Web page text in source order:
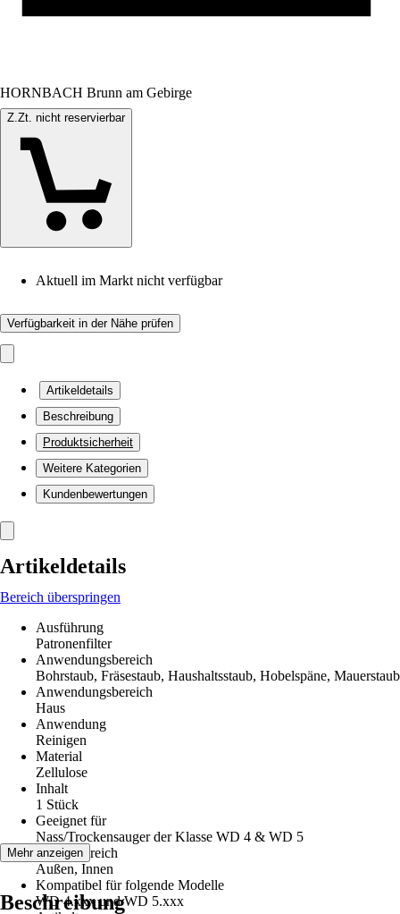
HORNBACH Brunn am Gebirge
Z.Zt. nicht reservierbar
Aktuell im Markt nicht verfügbar
Verfügbarkeit in der Nähe prüfen
Artikeldetails
Beschreibung
Produktsicherheit
Weitere Kategorien
Kundenbewertungen
Artikeldetails
Bereich überspringen
Ausführung
Patronenfilter
Anwendungsbereich
Bohrstaub, Fräsestaub, Haushaltsstaub, Hobelspäne, Mauerstaub
Anwendungsbereich
Haus
Anwendung
Reinigen
Material
Zellulose
Inhalt
1 Stück
Geeignet für
Nass/Trockensauger der Klasse WD 4 & WD 5
Einsatzbereich
Außen, Innen
Kompatibel für folgende Modelle
WD 4.xxx und WD 5.xxx
Mehr anzeigen
Beschreibung